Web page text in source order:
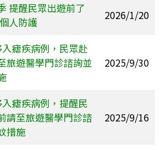
提醒民眾出遊前了
人防護
2026/1/20
瘧疾病例，民眾赴
旅遊醫學門診諮詢並
2025/9/30
瘧疾病例，提醒民
請至旅遊醫學門診諮
措施
2025/9/16